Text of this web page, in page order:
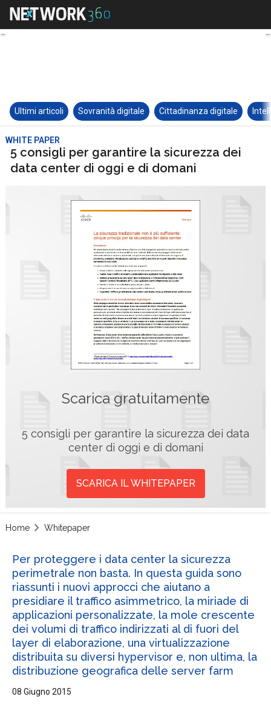
Ultimi articoli Sovranità digitale Cittadinanza digitale
WHITE PAPER
5 consigli per garantire la sicurezza dei
data center di oggi e di domani
Scarica gratuitamente
5 consigli per garantire la sicurezza dei data
center di oggi e di domani
SCARICA IL WHITEPAPER
Home Whitepaper
Per proteggere i data center la sicurezza
perimetrale non basta. In questa guida sono
riassunti i nuovi approcci che aiutano a
presidiare il traffico asimmetrico, la miriade di
applicazioni personalizzate, la mole crescente
dei volumi di traffico indirizzati al di fuori del
layer di elaborazione, una virtualizzazione
distribuita su diversi hypervisor e, non ultima, la
distribuzione geografica delle server farm
08 Giugno 2015